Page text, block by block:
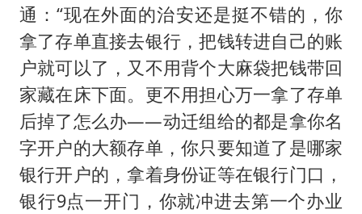
通：“现在外面的治安还是挺不错的，你
拿了存单直接去银行，把钱转进自己的账
户就可以了，又不用背个大麻袋把钱带回
家藏在床下面。更不用担心万一拿了存单
后掉了怎么办——动迁组给的都是拿你名
字开户的大额存单，你只要知道了是哪家
银行开户的，拿着身份证等在银行门口，
银行9点一开门，你就冲进去第一个办业